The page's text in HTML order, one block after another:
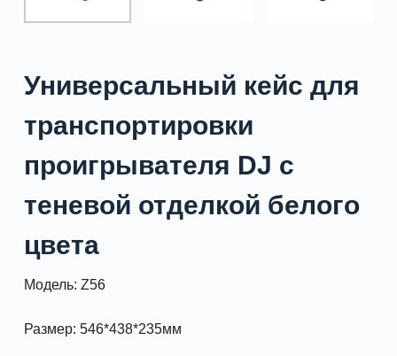
Универсальный кейс для
транспортировки
проигрывателя DJ с
теневой отделкой белого
цвета
Модель: Z56
Размер: 546*438*235мм